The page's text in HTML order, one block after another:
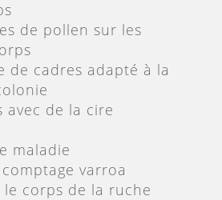
de pollen sur les
de cadres adapté à la
avec de la cire
maladie
varroa
le corps de la ruche